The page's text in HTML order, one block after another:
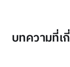
บทความที่เ